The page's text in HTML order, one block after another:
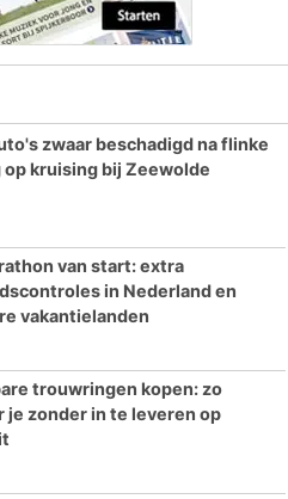
zwaar beschadigd na flinke
op kruising bij Zeewolde
van start: extra
in Nederland en
vakantielanden
trouwringen kopen: zo
je zonder in te leveren op